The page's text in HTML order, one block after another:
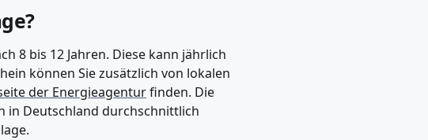
8 bis 12 Jahren. Diese kann jährlich
können Sie zusätzlich von lokalen
der Energieagenturfinden. Die
in Deutschland durchschnittlich